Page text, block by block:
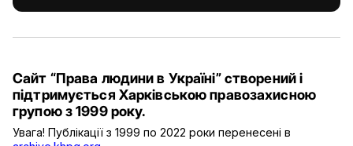
Сайт “Права людини в Україні” створений і
підтримується Харківською правозахисною
групою з 1999 року.
Увага! Публікації з 1999 по 2022 роки перенесені в